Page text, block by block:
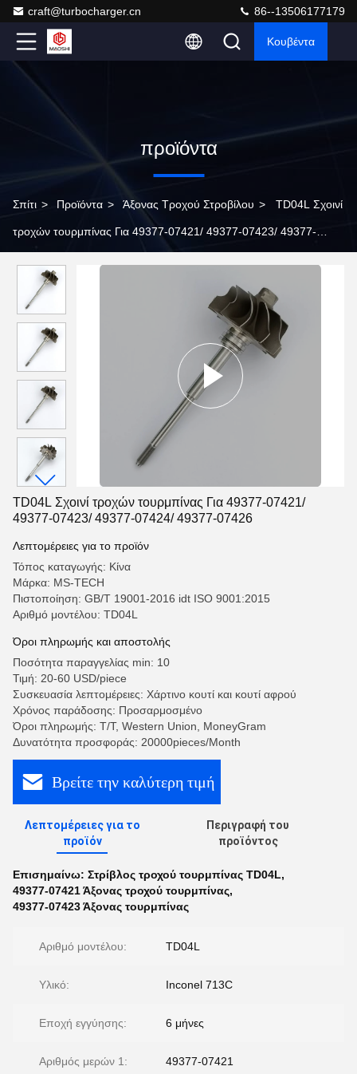
craft@turbocharger.cn 86--13506177179
Κουβέντα
προϊόντα
Σπίτι > Προϊόντα > Άξονας Τροχού Στροβίλου > TD04L Σχοινί
τροχών τουρμπίνας Για 49377-07421/ 49377-07423/ 49377-
TD04L Σχοινί τροχών τουρμπίνας Για 49377-07421/
49377-07423/ 49377-07424/ 49377-07426
Λεπτομέρειες για το προϊόν
Τόπος καταγωγής: Κίνα
Μάρκα: MS-TECH
Πιστοποίηση: GB/T 19001-2016 idt ISO 9001:2015
Αριθμό μοντέλου: TD04L
Όροι πληρωμής και αποστολής
Ποσότητα παραγγελίας min: 10
Τιμή: 20-60 USD/piece
Συσκευασία λεπτομέρειες: Χάρτινο κουτί και κουτί αφρού
Χρόνος παράδοσης: Προσαρμοσμένο
Όροι πληρωμής: T/T, Western Union, MoneyGram
Δυνατότητα προσφοράς: 20000pieces/Month
Βρείτε την καλύτερη τιμή
Λεπτομέρειες για το
προϊόν
Περιγραφή του
προϊόντος
Επισημαίνω: Στρίβλος τροχού τουρμπίνας TD04L,
49377-07421 Άξονας τροχού τουρμπίνας,
49377-07423 Άξονας τουρμπίνας
Αριθμό μοντέλου: TD04L
Υλικό: Inconel 713C
Εποχή εγγύησης: 6 μήνες
Αριθμός μερών 1: 49377-07421